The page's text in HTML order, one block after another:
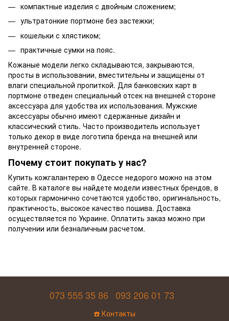
компактные изделия с двойным сложением;
ультратонкие портмоне без застежки;
кошельки с хлястиком;
практичные сумки на пояс.
Кожаные модели легко складываются, закрываются,
просты в использовании, вместительны и защищены от
влаги специальной пропиткой. Для банковских карт в
портмоне отведен специальный отсек на внешней стороне
аксессуара для удобства их использования. Мужские
аксессуары обычно имеют сдержанные дизайн и
классический стиль. Часто производитель использует
только декор в виде логотипа бренда на внешней или
внутренней стороне.
Почему стоит покупать у нас?
Купить кожгалантерею в Одессе недорого можно на этом
сайте. В каталоге вы найдете модели известных брендов, в
которых гармонично сочетаются удобство, оригинальность,
практичность, высокое качество пошива. Доставка
осуществляется по Украине. Оплатить заказ можно при
получении или безналичным расчетом.
073 555 35 86 093 206 01 73
☎️ Контакты